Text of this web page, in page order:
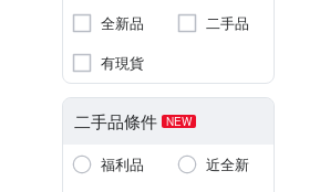
全新品
二手品
有現貨
二手品條件 NEW
福利品
近全新